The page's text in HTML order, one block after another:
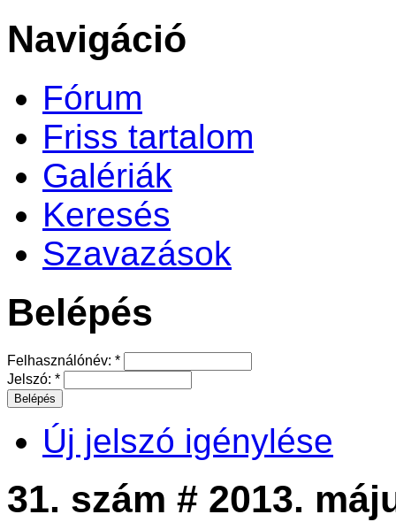
Navigáció
Fórum
Friss tartalom
Galériák
Keresés
Szavazások
Belépés
Felhasználónév: *
Jelszó: *
Új jelszó igénylése
31. szám # 2013.